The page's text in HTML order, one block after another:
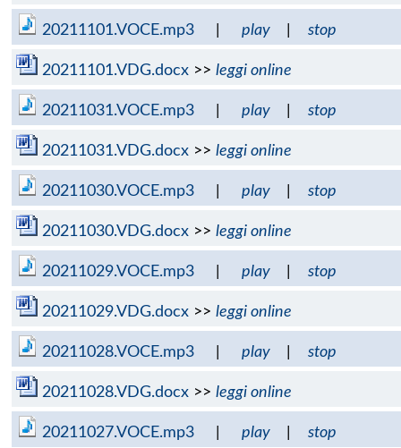
20211101.VOCE.mp3 play stop
20211101.VDG.docx >> leggi online
20211031.VOCE.mp3 play stop
20211031.VDG.docx >> leggi online
20211030.VOCE.mp3 play stop
20211030.VDG.docx >> leggi online
20211029.VOCE.mp3 play stop
20211029.VDG.docx >> leggi online
20211028.VOCE.mp3 play stop
20211028.VDG.docx >> leggi online
20211027.VOCE.mp3 play stop